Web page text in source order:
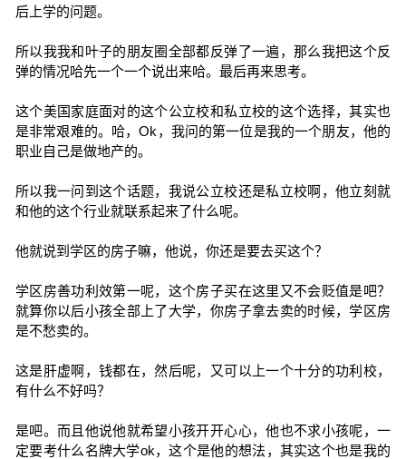
后上学的问题。
所以我我和叶子的朋友圈全部都反弹了一遍，那么我把这个反
弹的情况哈先一个一个说出来哈。最后再来思考。
这个美国家庭面对的这个公立校和私立校的这个选择，其实也
是非常艰难的。哈，Ok，我问的第一位是我的一个朋友，他的
职业自己是做地产的。
所以我一问到这个话题，我说公立校还是私立校啊，他立刻就
和他的这个行业就联系起来了什么呢。
他就说到学区的房子嘛，他说，你还是要去买这个？
学区房善功利效第一呢，这个房子买在这里又不会贬值是吧？
就算你以后小孩全部上了大学，你房子拿去卖的时候，学区房
是不愁卖的。
这是肝虚啊，钱都在，然后呢，又可以上一个十分的功利校，
有什么不好吗？
是吧。而且他说他就希望小孩开开心心，他也不求小孩呢，一
定要考什么名牌大学ok，这个是他的想法，其实这个也是我的